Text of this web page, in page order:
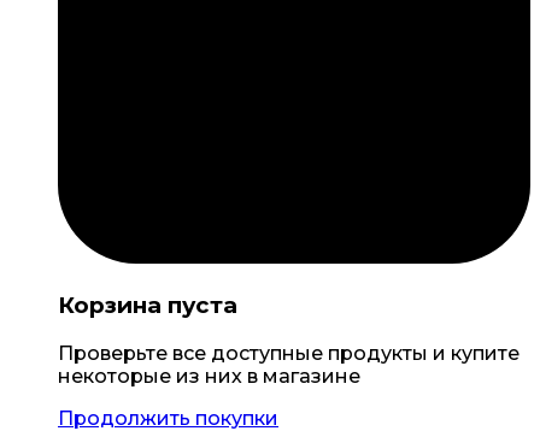
Корзина пуста
Проверьте все доступные продукты и купите
некоторые из них в магазине
Продолжить покупки